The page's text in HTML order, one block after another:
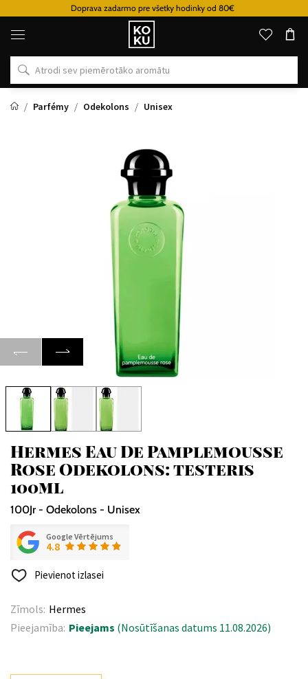
Doprava zadarmo pre všetky hodinky od 80€
Oriģinālie
parfimērijas
izstrādājumi
un
pulksteņi
vietā
Parfémy
Odekolons Unisex
Hermes Eau De Pamplemousse
Rose Odekolons: testeris
100ml
100Jr - Odekolons - Unisex
Google Vērtējums
4.8
Pievienot izlasei
Zīmols: Hermes
Pieejamība: Pieejams (Nosūtīšanas datums 11.08.2026)